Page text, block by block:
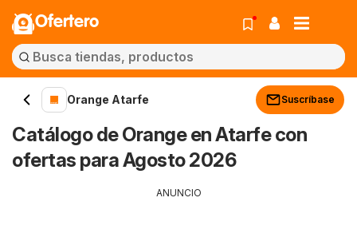
Ofertero
Orange Atarfe Suscríbase
Catálogo de Orange en Atarfe con
ofertas para Agosto 2026
ANUNCIO